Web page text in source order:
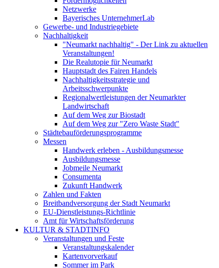
Netzwerke
Bayerisches UnternehmerLab
Gewerbe- und Industriegebiete
Nachhaltigkeit
"Neumarkt nachhaltig" - Der Link zu aktuellen
Veranstaltungen!
Die Realutopie für Neumarkt
Hauptstadt des Fairen Handels
Nachhaltigkeitsstrategie und
Arbeitsschwerpunkte
Regionalwertleistungen der Neumarkter
Landwirtschaft
Auf dem Weg zur Biostadt
Auf dem Weg zur "Zero Waste Stadt"
Städtebauförderungsprogramme
Messen
Handwerk erleben - Ausbildungsmesse
Ausbildungsmesse
Jobmeile Neumarkt
Consumenta
Zukunft Handwerk
Zahlen und Fakten
Breitbandversorgung der Stadt Neumarkt
EU-Dienstleistungs-Richtlinie
Amt für Wirtschaftsförderung
KULTUR & STADTINFO
Veranstaltungen und Feste
Veranstaltungskalender
Kartenvorverkauf
Sommer im Park